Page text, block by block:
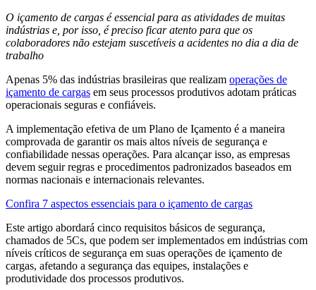
O içamento de cargas é essencial para as atividades de muitas
indústrias e, por isso, é preciso ficar atento para que os
colaboradores não estejam suscetíveis a acidentes no dia a dia de
trabalho
Apenas 5% das indústrias brasileiras que realizam operações de
içamento de cargas em seus processos produtivos adotam práticas
operacionais seguras e confiáveis.
A implementação efetiva de um Plano de Içamento é a maneira
comprovada de garantir os mais altos níveis de segurança e
confiabilidade nessas operações. Para alcançar isso, as empresas
devem seguir regras e procedimentos padronizados baseados em
normas nacionais e internacionais relevantes.
Confira 7 aspectos essenciais para o içamento de cargas
Este artigo abordará cinco requisitos básicos de segurança,
chamados de 5Cs, que podem ser implementados em indústrias com
níveis críticos de segurança em suas operações de içamento de
cargas, afetando a segurança das equipes, instalações e
produtividade dos processos produtivos.